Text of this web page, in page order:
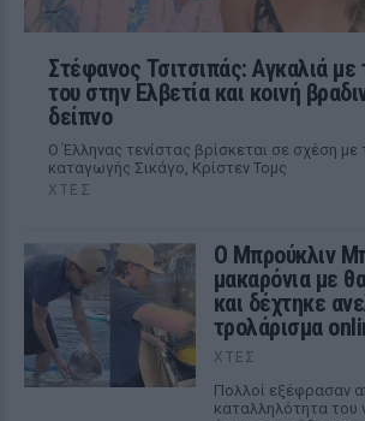
Στέφανος Τσιτσιπάς: Αγκαλιά
του στην Ελβετία και κοινή
δείπνο
Ο Έλληνας τενίστας βρίσκεται σε σχέση με
καταγωγής Σικάγο, Κρίστεν Τομς
ΧΤΕΣ
Ο Μπρούκλιν
μακαρόνια με
και δέχτηκε
τρολάρισμα
ΧΤΕΣ
Πολλοί εξέφρασαν
καταλληλότητα του